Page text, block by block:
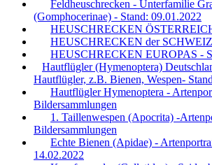
Feldheuschrecken - Unterfamilie
(Gomphocerinae) - Stand: 09.01.2022
HEUSCHRECKEN
HEUSCHRECKEN der SCHWEIZ
HEUSCHRECKEN EUROPAS -
Hautflügler (Hymenoptera)
Hautflügler, z.B. Bienen, Wespen-
Hautflügler Hymenoptera -
Bildersammlungen
1. Taillenwespen (Apocrita) -
Bildersammlungen
Echte Bienen (Apidae) -
14.02.2022